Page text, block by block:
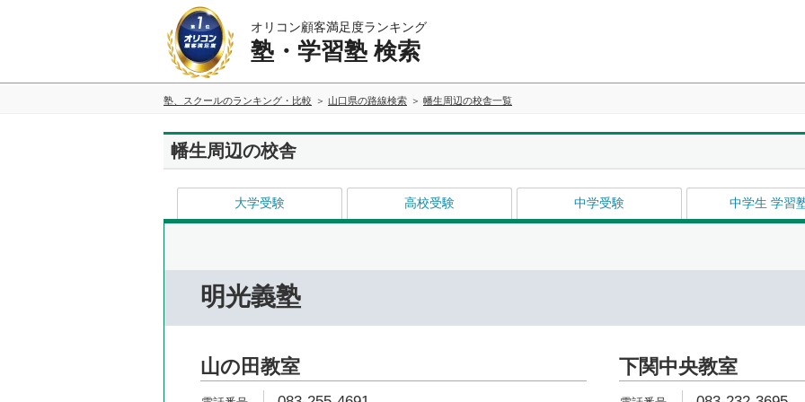
オリコン顧客満足度ランキング
塾・学習塾 検索
塾、スクールのランキング・比較 山口県の路線検索 幡生周辺の校舎一覧
幡生周辺の校舎
大学受験 高校受験 中学受験 中学生 学習
明光義塾
山の田教室 下関中央教室